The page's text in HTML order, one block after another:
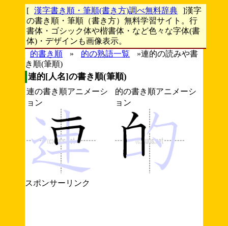
[ 漢字書き順・筆順(書き方)調べ無料辞典 ]漢字
の書き順・筆順（書き方）無料学習サイト。行
書体・ゴシック体や楷書体・など色々な字体(書
体)・デザインも画像表示。
的書き順
» 的の熟語一覧
»連的の読みや書
き順(筆順)
連的[人名]の書き順(筆順)
連の書き順アニメーシ
ョン
的の書き順アニメーシ
ョン
スポンサーリンク